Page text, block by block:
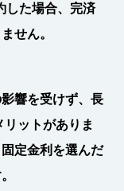
した場合、完済
せん。
響を受けず、長
リットがありま
定金利を選んだ